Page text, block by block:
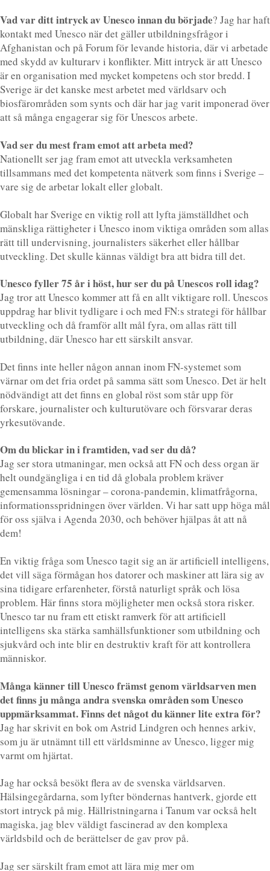
Vad var ditt intryck av Unesco innan du började? Jag har haft
kontakt med Unesco när det gäller utbildningsfrågor i
Afghanistan och på Forum för levande historia, där vi arbetade
med skydd av kulturarv i konflikter. Mitt intryck är att Unesco
är en organisation med mycket kompetens och stor bredd. I
Sverige är det kanske mest arbetet med världsarv och
biosfärområden som synts och där har jag varit imponerad över
att så många engagerar sig för Unescos arbete.
Vad ser du mest fram emot att arbeta med?
Nationellt ser jag fram emot att utveckla verksamheten
tillsammans med det kompetenta nätverk som finns i Sverige –
vare sig de arbetar lokalt eller globalt.
Globalt har Sverige en viktig roll att lyfta jämställdhet och
mänskliga rättigheter i Unesco inom viktiga områden som allas
rätt till undervisning, journalisters säkerhet eller hållbar
utveckling. Det skulle kännas väldigt bra att bidra till det.
Unesco fyller 75 år i höst, hur ser du på Unescos roll idag?
Jag tror att Unesco kommer att få en allt viktigare roll. Unescos
uppdrag har blivit tydligare i och med FN:s strategi för hållbar
utveckling och då framför allt mål fyra, om allas rätt till
utbildning, där Unesco har ett särskilt ansvar.
Det finns inte heller någon annan inom FN-systemet som
värnar om det fria ordet på samma sätt som Unesco. Det är helt
nödvändigt att det finns en global röst som står upp för
forskare, journalister och kulturutövare och försvarar deras
yrkesutövande.
Om du blickar in i framtiden, vad ser du då?
Jag ser stora utmaningar, men också att FN och dess organ är
helt oundgängliga i en tid då globala problem kräver
gemensamma lösningar – corona-pandemin, klimatfrågorna,
informationsspridningen över världen. Vi har satt upp höga mål
för oss själva i Agenda 2030, och behöver hjälpas åt att nå
dem!
En viktig fråga som Unesco tagit sig an är artificiell intelligens,
det vill säga förmågan hos datorer och maskiner att lära sig av
sina tidigare erfarenheter, förstå naturligt språk och lösa
problem. Här finns stora möjligheter men också stora risker.
Unesco tar nu fram ett etiskt ramverk för att artificiell
intelligens ska stärka samhällsfunktioner som utbildning och
sjukvård och inte blir en destruktiv kraft för att kontrollera
människor.
Många känner till Unesco främst genom världsarven men
det finns ju många andra svenska områden som Unesco
uppmärksammat. Finns det något du känner lite extra för?
Jag har skrivit en bok om Astrid Lindgren och hennes arkiv,
som ju är utnämnt till ett världsminne av Unesco, ligger mig
varmt om hjärtat.
Jag har också besökt flera av de svenska världsarven.
Hälsingegårdarna, som lyfter böndernas hantverk, gjorde ett
stort intryck på mig. Hällristningarna i Tanum var också helt
magiska, jag blev väldigt fascinerad av den komplexa
världsbild och de berättelser de gav prov på.
Jag ser särskilt fram emot att lära mig mer om